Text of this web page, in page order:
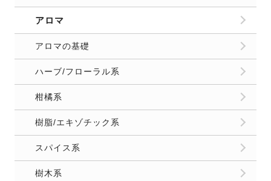
アロマ
アロマの基礎
ハーブ/フローラル系
柑橘系
樹脂/エキゾチック系
スパイス系
樹木系